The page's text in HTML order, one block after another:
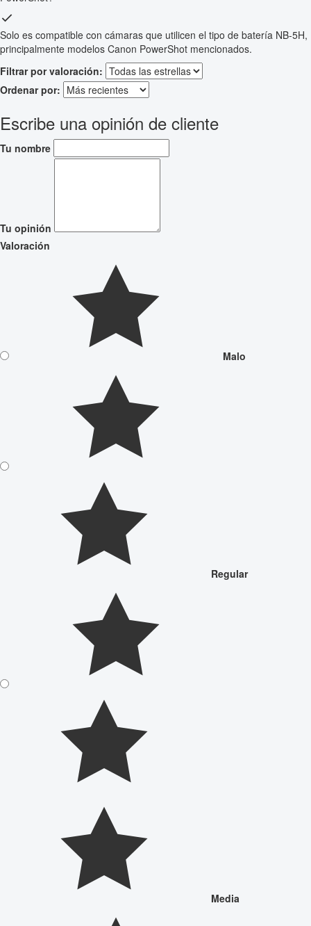
Solo es compatible con cámaras que utilicen el tipo de batería NB-5H,
principalmente modelos Canon PowerShot mencionados.
Filtrar por valoración:
Ordenar por:
Escribe una opinión de cliente
Tu nombre
Tu opinión
Valoración
Malo
Regular
Media